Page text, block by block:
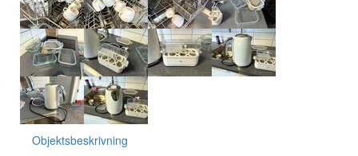
Objektsbeskrivning